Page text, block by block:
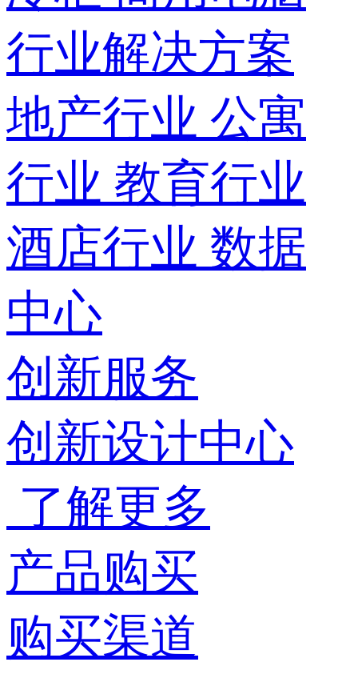
行业解决方案
地产行业 公寓
行业 教育行业
酒店行业 数据
中心
创新服务
创新设计中心
了解更多
产品购买
购买渠道